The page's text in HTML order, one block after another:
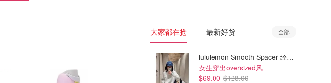
大家都在抢 最新好货 全部
lululemon Smooth Spacer 经典卫衣
女生穿出oversized风
$69.00 $128.00